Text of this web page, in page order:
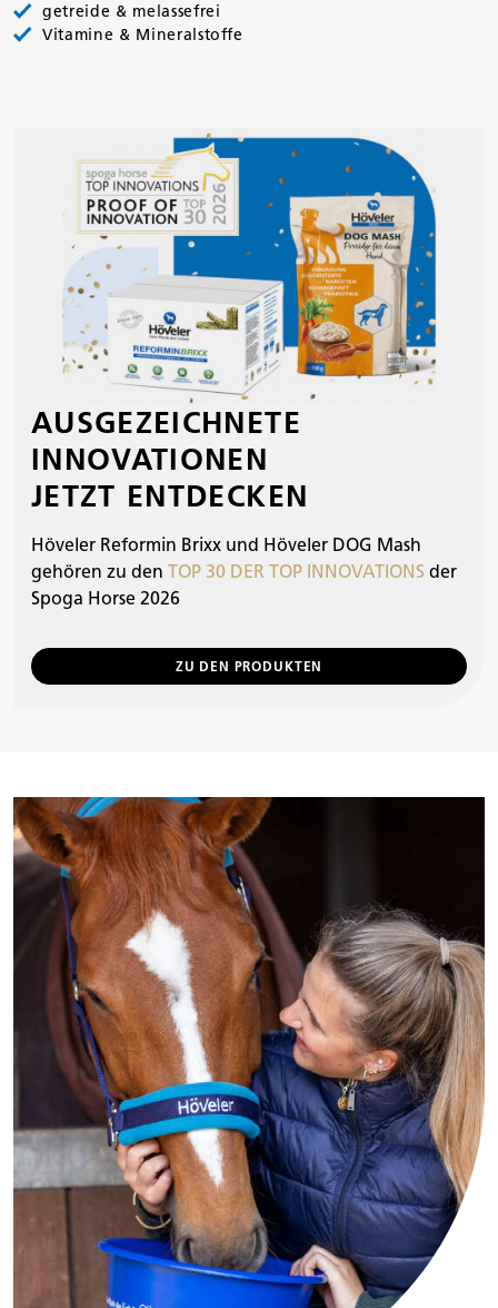
getreide & melassefrei
Vitamine & Mineralstoffe
AUSGEZEICHNETE
INNOVATIONEN
JETZT ENTDECKEN
Höveler Reformin Brixx und Höveler DOG Mash
gehören zu den TOP 30 DER TOP INNOVATIONS der
Spoga Horse 2026
ZU DEN PRODUKTEN